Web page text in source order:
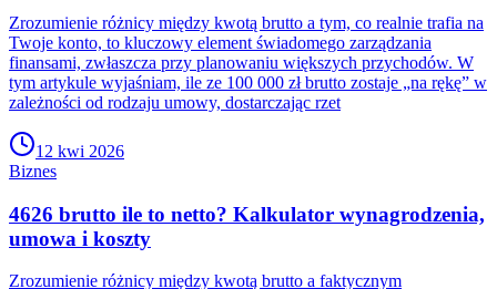
Zrozumienie różnicy między kwotą brutto a tym, co realnie trafia na
Twoje konto, to kluczowy element świadomego zarządzania
finansami, zwłaszcza przy planowaniu większych przychodów. W
tym artykule wyjaśniam, ile ze 100 000 zł brutto zostaje „na rękę” w
zależności od rodzaju umowy, dostarczając rzet
12 kwi 2026
Biznes
4626 brutto ile to netto? Kalkulator wynagrodzenia,
umowa i koszty
Zrozumienie różnicy między kwotą brutto a faktycznym